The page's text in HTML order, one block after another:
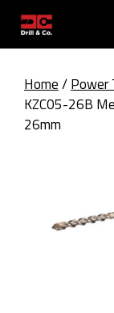
content
Home/Power
KZC05-26B
26mm